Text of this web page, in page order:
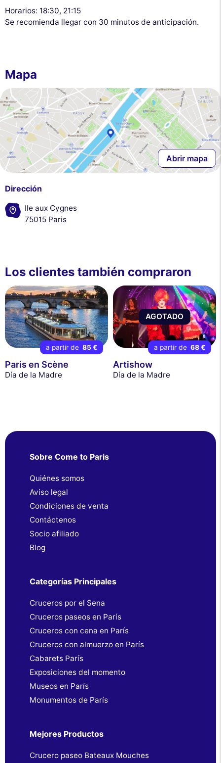
Horarios: 18:30, 21:15
Se recomienda llegar con 30 minutos de anticipación.
Mapa
Abrir mapa
Dirección
Ile aux Cygnes
75015 Paris
Los clientes también compraron
a partir de 85 €
Paris en Scène
Día de la Madre
AGOTADO
a partir de 68 €
Artishow
Día de la Madre
Sobre Come to Paris
Quiénes somos
Aviso legal
Condiciones de venta
Contáctenos
Socio afiliado
Blog
Categorías Principales
Cruceros por el Sena
Cruceros paseos en París
Cruceros con cena en París
Cruceros con almuerzo en París
Cabarets París
Exposiciones del momento
Museos en París
Monumentos de París
Mejores Productos
Crucero paseo Bateaux Mouches